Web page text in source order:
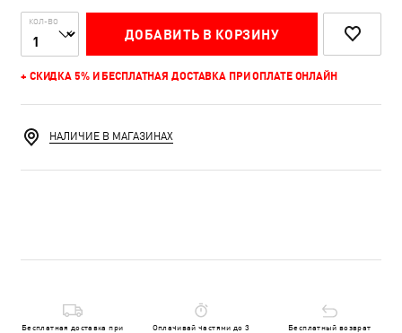
КОЛ-ВО
ДОБАВИТЬ В КОРЗИНУ
+ СКИДКА 5% И БЕСПЛАТНАЯ ДОСТАВКА ПРИ ОПЛАТЕ ОНЛАЙН
НАЛИЧИЕ В МАГАЗИНАХ
Бесплатная доставка при
Оплачивай частями до 3
Бесплатный возврат